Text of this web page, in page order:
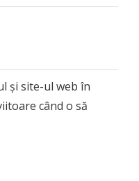
și site-ul web în
când o să